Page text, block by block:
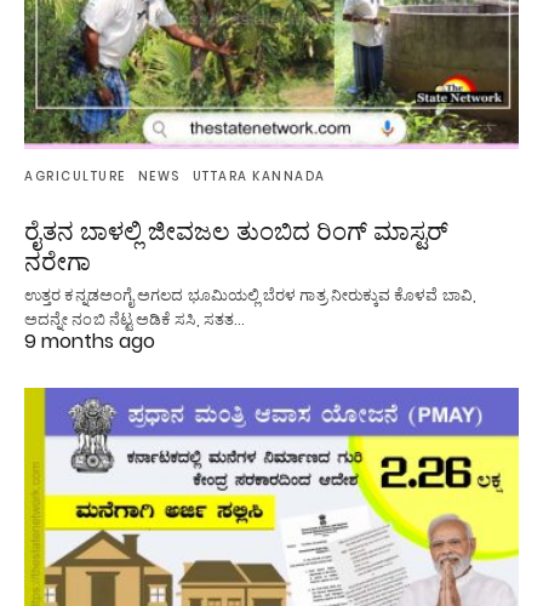
AGRICULTURE NEWS UTTARA KANNADA
ರೈತನ ಬಾಳಲ್ಲಿ ಜೀವಜಲ ತುಂಬಿದ ರಿಂಗ್ ಮಾಸ್ಟರ್
ನರೇಗಾ
ಉತ್ತರ ಕನ್ನಡಅಂಗೈ ಅಗಲದ ಭೂಮಿಯಲ್ಲಿ ಬೆರಳ ಗಾತ್ರ ನೀರುಕ್ಕುವ ಕೊಳವೆ ಬಾವಿ,
ಅದನ್ನೇ ನಂಬಿ ನೆಟ್ಟ ಅಡಿಕೆ ಸಸಿ, ಸತತ…
9 months ago